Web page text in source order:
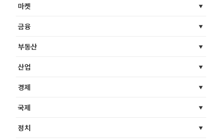
마켓
금융
부동산
산업
경제
국제
정치